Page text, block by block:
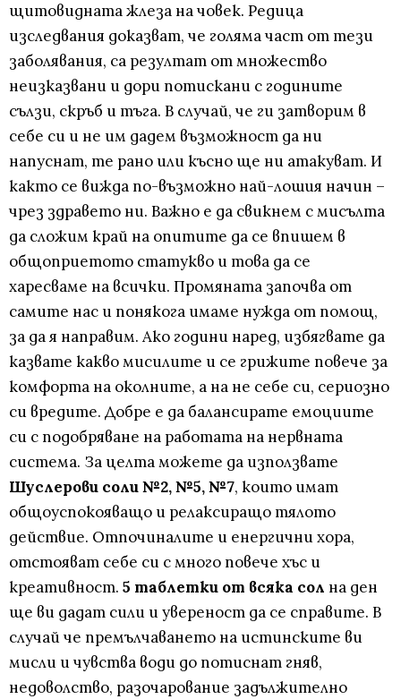
щитовидната жлеза на човек. Редица
изследвания доказват, че голяма част от тези
заболявания, са резултат от множество
неизказвани и дори потискани с годините
сълзи, скръб и тъга. В случай, че ги затворим в
себе си и не им дадем възможност да ни
напуснат, те рано или късно ще ни атакуват. И
както се вижда по-възможно най-лошия начин –
чрез здравето ни. Важно е да свикнем с мисълта
да сложим край на опитите да се впишем в
общоприетото статукво и това да се
харесваме на всички. Промяната започва от
самите нас и понякога имаме нужда от помощ,
за да я направим. Ако години наред, избягвате да
казвате какво мисилите и се грижите повече за
комфорта на околнитe, а на не себе си, сериозно
си вредите. Добре е да балансирате емоциите
си с подобряване на работата на нервната
система. За целта можете да използвате
Шуслерови соли №2, №5, №7, които имат
общоуспокояващо и релаксиращо тялото
действие. Отпочиналите и енергични хора,
отстояват себе си с много повече хъс и
креативност. 5 таблетки от всяка сол на ден
ще ви дадат сили и увереност да се справите. В
случай че премълчаването на истинските ви
мисли и чувства води до потиснат гняв,
недоволство, разочарование задължително